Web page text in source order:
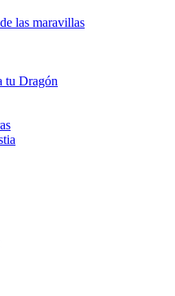
las maravillas
tu Dragón